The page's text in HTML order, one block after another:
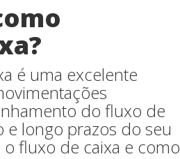
é uma excelente
do fluxo de
e longo prazos do seu
fluxo de caixa e como